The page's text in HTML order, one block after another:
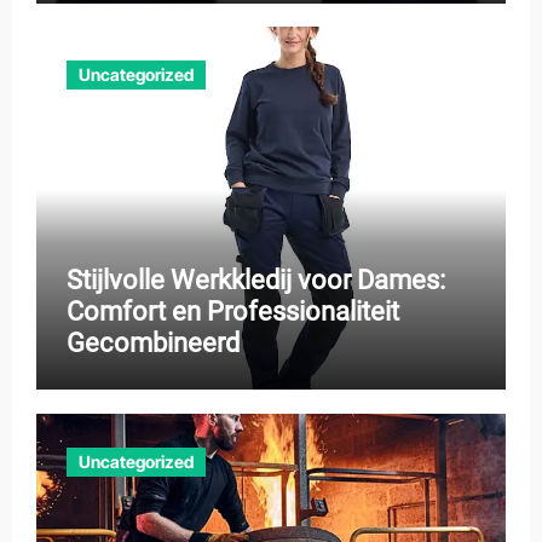
Uncategorized
Stijlvolle Werkkledij voor Dames:
Comfort en Professionaliteit
Gecombineerd
Uncategorized